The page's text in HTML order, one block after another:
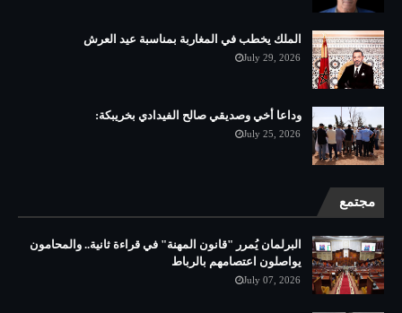
الملك يخطب في المغاربة بمناسبة عيد العرش
July 29, 2026
وداعا أخي وصديقي صالح الفيدادي بخريبكة:
July 25, 2026
مجتمع
البرلمان يُمرر "قانون المهنة" في قراءة ثانية.. والمحامون
يواصلون اعتصامهم بالرباط
July 07, 2026